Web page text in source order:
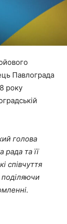
Павлограда
року
голова
рада та її
співчуття
поділяючи